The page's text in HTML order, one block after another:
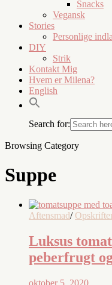
Snacks
Vegansk
Stories
Personlige
DIY
Strik
Kontakt Mig
Hvem er Milena?
English
Search for:
Browsing Category
Suppe
Aftensmad/
Luksus
peberfrugt
oktober 5, 2020